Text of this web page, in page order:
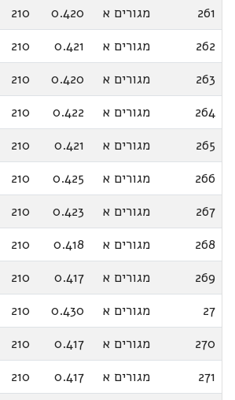
261
מגורים א 0.420
210
262
מגורים א 0.421
210
263
מגורים א 0.420
210
264
מגורים א 0.422
210
265
מגורים א 0.421
210
266
מגורים א 0.425
210
267
מגורים א 0.423
210
268
מגורים א 0.418
210
269
מגורים א 0.417
210
27
מגורים א 0.430
210
270
מגורים א 0.417
210
271
מגורים א 0.417
210